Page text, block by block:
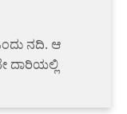
ನದಿ. ಆ
ದಾರಿಯಲ್ಲಿ